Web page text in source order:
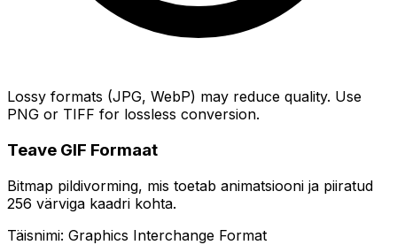
Lossy formats (JPG, WebP) may reduce quality. Use
PNG or TIFF for lossless conversion.
Teave GIF Formaat
Bitmap pildivorming, mis toetab animatsiooni ja piiratud
256 värviga kaadri kohta.
Täisnimi: Graphics Interchange Format